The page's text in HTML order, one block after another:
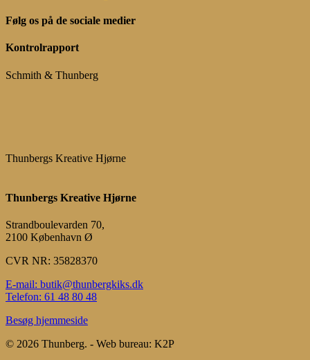
Følg os på de sociale medier
Kontrolrapport
Schmith & Thunberg
Thunbergs Kreative Hjørne
Thunbergs Kreative Hjørne
Strandboulevarden 70,
2100 København Ø
CVR NR: 35828370
E-mail: butik@thunbergkiks.dk
Telefon: 61 48 80 48
Besøg hjemmeside
© 2026 Thunberg. - Web bureau: K2P